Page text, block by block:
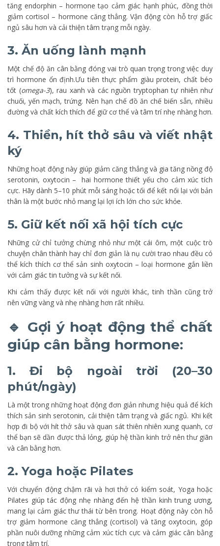
tăng endorphin – hormone tạo cảm giác hạnh phúc, đồng thời
giảm cortisol – hormone căng thẳng. Vận động còn hỗ trợ giấc
ngủ sâu hơn và cải thiện tâm trạng mỗi ngày.
3. Ăn uống lành mạnh
Một chế độ ăn cân bằng đóng vai trò quan trọng trong việc duy
trì hormone ổn định.Ưu tiên thực phẩm giàu protein, chất béo
tốt (omega-3), rau xanh và các nguồn tryptophan tự nhiên như
chuối, yến mạch, trứng. Nên hạn chế đồ ăn chế biến sẵn, nhiều
đường và chất kích thích để giữ cơ thể và tâm trí nhẹ nhàng hơn.
4. Thiền, hít thở sâu và viết nhật
ký
Những hoạt động này giúp giảm căng thẳng và gia tăng nồng độ
serotonin, oxytocin – hai hormone thiết yếu cho cảm xúc tích
cực. Hãy dành 5–10 phút mỗi sáng hoặc tối để kết nối lại với bản
thân là một bước nhỏ mang lại lợi ích lớn cho sức khỏe.
5. Giữ kết nối xã hội tích cực
Những cử chỉ tưởng chừng nhỏ như một cái ôm, một cuộc trò
chuyện chân thành hay chỉ đơn giản là nụ cười trao nhau đều có
thể kích thích cơ thể sản sinh oxytocin – loại hormone gắn liền
với cảm giác tin tưởng và sự kết nối.
Khi cảm thấy được kết nối với người khác, tinh thần cũng trở
nên vững vàng và nhẹ nhàng hơn rất nhiều.
🔹 Gợi ý hoạt động thể chất
giúp cân bằng hormone:
1. Đi bộ ngoài trời (20–30
phút/ngày)
Là một trong những hoạt động đơn giản nhưng hiệu quả để kích
thích sản sinh serotonin, cải thiện tâm trạng và giấc ngủ. Khi kết
hợp đi bộ với hít thở sâu và quan sát thiên nhiên xung quanh, cơ
thể bạn sẽ dần được thả lỏng, giúp hệ thần kinh trở nên thư giãn
và cân bằng hơn.
2. Yoga hoặc Pilates
Với chuyển động chậm rãi và hơi thở có kiểm soát, Yoga hoặc
Pilates giúp tác động nhẹ nhàng đến hệ thần kinh trung ương,
mang lại cảm giác thư thái từ bên trong. Hoạt động này còn hỗ
trợ giảm hormone căng thẳng (cortisol) và tăng oxytocin, góp
phần nuôi dưỡng những cảm xúc tích cực và cảm giác cân bằng
trong tâm trí.